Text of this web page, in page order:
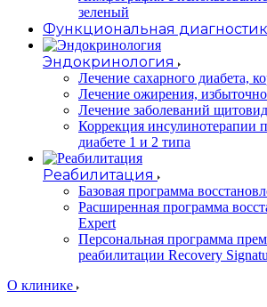
зеленый
Функциональная
Эндокринология
Лечение сахарного диабета,
Лечение ожирения,
Лечение заболеваний
Коррекция инсулинотерапии
диабете 1 и 2 типа
Реабилитация
Базовая программа
Расширенная программа
Expert
Персональная программа
реабилитации Recovery
O клинике